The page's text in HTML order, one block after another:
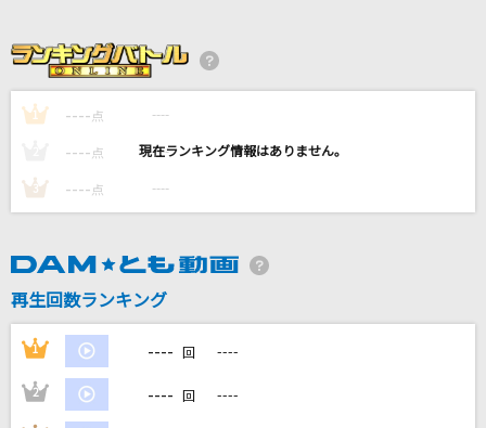
TK from 凛として時雨
アオノオト
ダーリン
須田景凪
鉄道唱歌 <東海道編> 全曲(1～66番)
ダーク・ダックス
1 ---- 点 ----
---- 点 ----
3 ---- 点 ----
再生回数ランキング
1 ---- 回 ----
2 ---- 回 ----